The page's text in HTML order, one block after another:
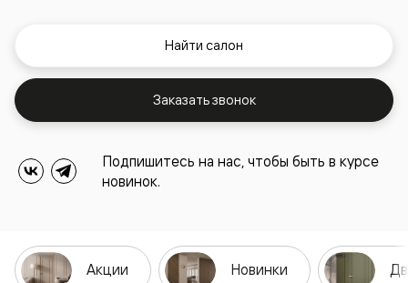
Найти салон
Заказать звонок
Подпишитесь на нас, чтобы быть в курсе
новинок.
Акции Новинки